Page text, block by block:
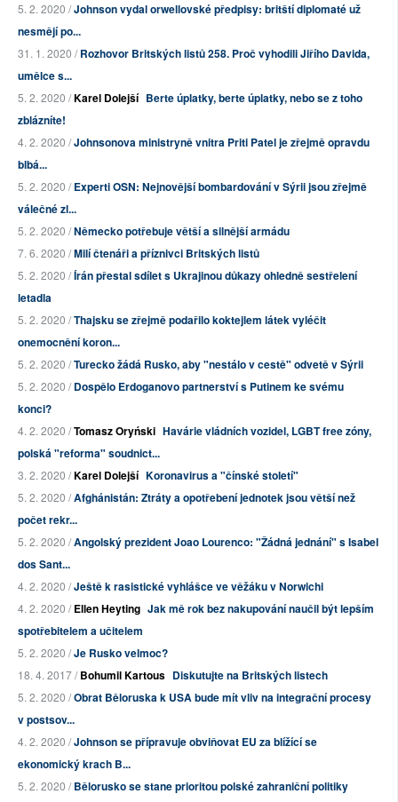
5. 2. 2020 /Johnson vydal orwellovské předpisy: britští diplomaté už
nesmějí po...
31. 1. 2020 /Rozhovor Britských listů 258. Proč vyhodili Jiřího Davida,
umělce s...
5. 2. 2020 /Karel Dolejší Berte úplatky, berte úplatky, nebo se z toho
zblázníte!
4. 2. 2020 /Johnsonova ministryně vnitra Priti Patel je zřejmě opravdu
blbá...
5. 2. 2020 /Experti OSN: Nejnovější bombardování v Sýrii jsou zřejmě
válečné zl...
5. 2. 2020 /Německo potřebuje větší a silnější armádu
7. 6. 2020 /Milí čtenáři a příznivci Britských listů
5. 2. 2020 /Írán přestal sdílet s Ukrajinou důkazy ohledně sestřelení
letadla
5. 2. 2020 /Thajsku se zřejmě podařilo koktejlem látek vyléčit
onemocnění koron...
5. 2. 2020 /Turecko žádá Rusko, aby "nestálo v cestě" odvetě v Sýrii
5. 2. 2020 /Dospělo Erdoganovo partnerství s Putinem ke svému
konci?
4. 2. 2020 /Tomasz Oryński Havárie vládních vozidel, LGBT free zóny,
polská "reforma" soudnict...
3. 2. 2020 /Karel Dolejší Koronavirus a "čínské století"
5. 2. 2020 /Afghánistán: Ztráty a opotřebení jednotek jsou větší než
počet rekr...
5. 2. 2020 /Angolský prezident Joao Lourenco: "Žádná jednání" s Isabel
dos Sant...
4. 2. 2020 /Ještě k rasistické vyhlášce ve věžáku v Norwichi
4. 2. 2020 /Ellen Heyting Jak mě rok bez nakupování naučil být lepším
spotřebitelem a učitelem
5. 2. 2020 /Je Rusko velmoc?
18. 4. 2017 /Bohumil Kartous Diskutujte na Britských listech
5. 2. 2020 /Obrat Běloruska k USA bude mít vliv na integrační procesy
v postsov...
4. 2. 2020 /Johnson se přípravuje obviňovat EU za blížící se
ekonomický krach B...
5. 2. 2020 /Bělorusko se stane prioritou polské zahraniční politiky